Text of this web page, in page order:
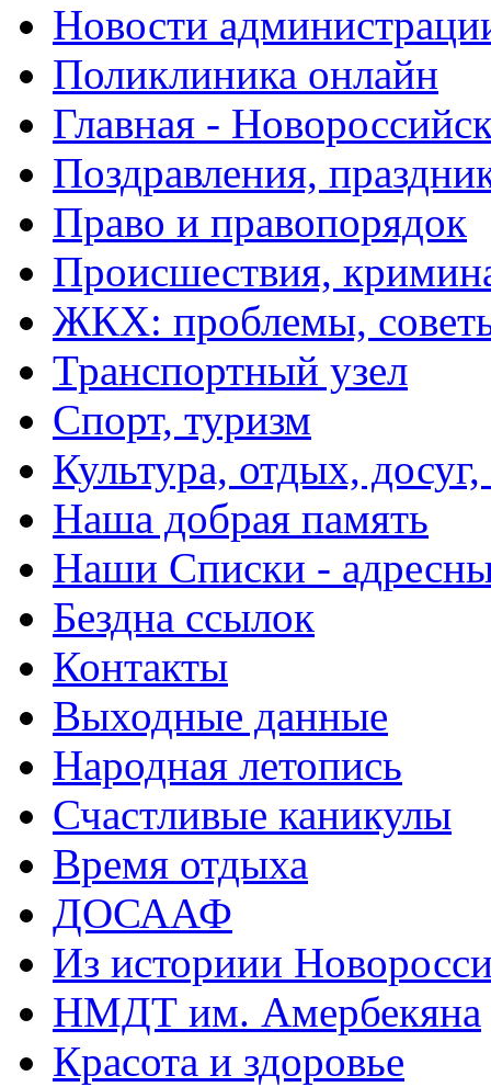
Новости
Поликлиника онлайн
Главная -
Поздравления,
Право и правопорядок
Происшествия,
ЖКХ: проблемы,
Транспортный узел
Спорт, туризм
Культура, отдых,
Наша добрая память
Наши Списки -
Бездна ссылок
Контакты
Выходные данные
Народная летопись
Счастливые каникулы
Время отдыха
ДОСААФ
Из историии
НМДТ им. Амербекяна
Красота и здоровье